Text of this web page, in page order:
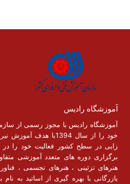
آموزشگاه رادیس
آموزشگاه رادیس با مجوز رسمی از
خود را از سال 1394با
زایی در سطح کشور فعالیت خود را در
برگزاری دوره های متعدد آموزشی
هنرهای تزئینی ، هنرهای تجسمی ،
یازرگانی با بهره گیری از اساتید به